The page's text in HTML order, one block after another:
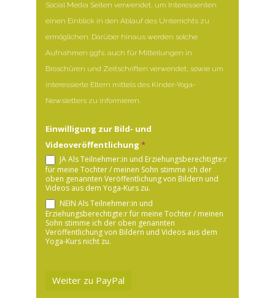
Social Media Seiten verwendet, um Interessenten
einen Einblick in den Ablauf des Unterrichts zu
ermöglichen. Darüber hinaus werden solche
Aufnahmen ggfs. auch für Mitteilungen in
Broschüren und Zeitschriften verwendet, sowie um
interessierte Eltern mittels des Kinder-Yoga-
Newsletters zu informieren.
Einwilligung zur Bild- und
Videoveröffentlichung *
JA Als Teilnehmer:in und Erziehungsberechtigte:r
für meine Tochter / meinen Sohn stimme ich der
oben genannten Veröffentlichung von Bildern und
Videos aus dem Yoga-Kurs zu.
NEIN Als Teilnehmer:in und
Erziehungsberechtigte:r für meine Tochter / meinen
Sohn stimme ich der oben genannten
Veröffentlichung von Bildern und Videos aus dem
Yoga-Kurs nicht zu.
Weiter zu PayPal